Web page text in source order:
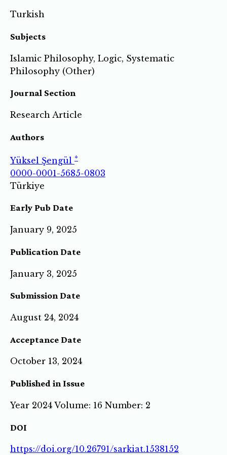
Turkish
Subjects
Islamic Philosophy, Logic, Systematic
Philosophy (Other)
Journal Section
Research Article
Authors
Yüksel Şengül *
0000-0001-5685-0803
Türkiye
Early Pub Date
January 9, 2025
Publication Date
January 3, 2025
Submission Date
August 24, 2024
Acceptance Date
October 13, 2024
Published in Issue
Year 2024 Volume: 16 Number: 2
DOI
https://doi.org/10.26791/sarkiat.1538152